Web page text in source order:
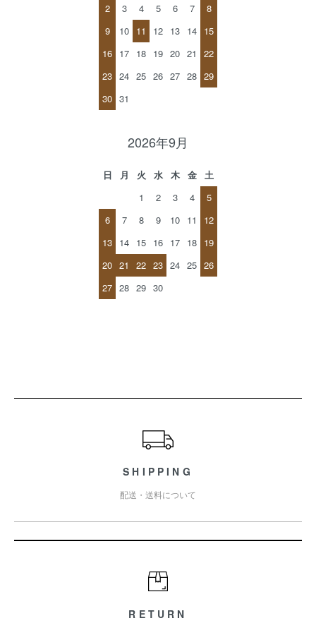
2
3 4 5 6 7
8
9
10 11 12 13 14 15
16 17 18 19 20 21
22
23 24 25 26 27 28 29
30 31
2026年9月
日 月 火 水 木 金
土
1
2 3 4
5
6
7 8 9 10 11
12
13 14 15 16 17 18 19
20 21 22 23 24 25 26
27 28 29 30
SHIPPING
配送・送料について
RETURN